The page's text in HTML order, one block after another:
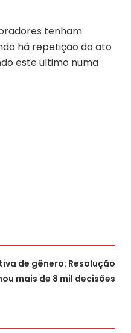
tenham
há repetição do ato
este ultimo numa
de gênero: Resolução
mais de 8 mil decisões